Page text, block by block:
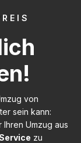
von
sein kann:
Ihren Umzug aus
zu